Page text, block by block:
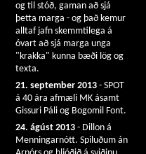
og til stóð, gaman að sjá
þetta marga - og það kemur
alltaf jafn skemmtilega á
óvart að sjá marga unga
"krakka" kunna bæði lög og
texta.
21. september 2013 - SPOT
á 40 ára afmæli MK ásamt
Gissuri Páli og Bogomil Font.
24. ágúst 2013 - Dillon á
Menningarnótt. Spiluðum án